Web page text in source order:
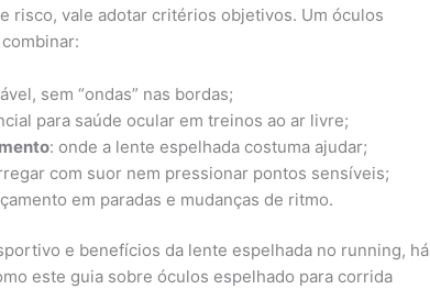
risco, vale adotar critérios objetivos. Um óculos
sem “ondas” nas bordas;
para saúde ocular em treinos ao ar livre;
: onde a lente espelhada costuma ajudar;
com suor nem pressionar pontos sensíveis;
em paradas e mudanças de ritmo.
e benefícios da lente espelhada no running, há
este guia sobre óculos espelhado para corrida